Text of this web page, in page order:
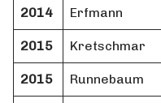
2014 Erfmann
2015 Kretschmar
2015 Runnebaum